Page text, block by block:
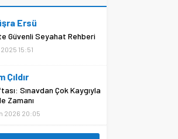
Ersü
Güvenli Seyahat Rehberi
15:51
Çıldır
Sınavdan Çok Kaygıyla
Zamanı
2026 20:05